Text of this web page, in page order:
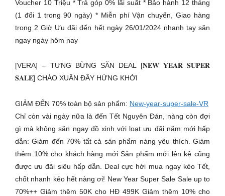
Voucher 10 Triệu * Trả góp 0% lãi suất * Bảo hành 12 tháng
(1 đổi 1 trong 90 ngày) * Miễn phí Vận chuyển, Giao hàng
trong 2 Giờ Ưu đãi đến hết ngày 26/01/2024 nhanh tay săn
ngay ngày hôm nay
[VERA] – TƯNG BỪNG SĂN DEAL [𝐍𝐄𝐖 𝐘𝐄𝐀𝐑 𝐒𝐔𝐏𝐄𝐑
𝐒𝐀𝐋𝐄] CHÀO XUÂN ĐẦY HỨNG KHỞI
GIẢM ĐẾN 70% toàn bộ sản phẩm: New-year-super-sale-VR
Chỉ còn vài ngày nữa là đến Tết Nguyên Đán, nàng còn đợi
gì mà không săn ngay đồ xinh với loạt ưu đãi năm mới hấp
dẫn: Giảm đến 70% tất cả sản phẩm nàng yêu thích. Giảm
thêm 10% cho khách hàng mới Sản phẩm mới lên kệ cũng
được ưu đãi siêu hấp dẫn. Deal cực hời mua ngay kẻo Tết,
chốt nhanh kẻo hết nàng ơi! New Year Super Sale Sale up to
70%++ Giảm thêm 50K cho HĐ 499K Giảm thêm 10% cho